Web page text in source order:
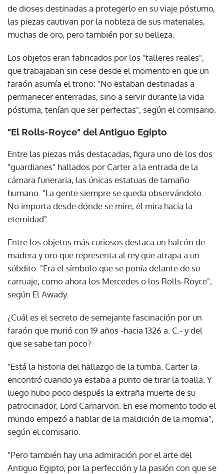
de dioses destinadas a protegerlo en su viaje póstumo,
las piezas cautivan por la nobleza de sus materiales,
muchas de oro, pero también por su belleza.
Los objetos eran fabricados por los "talleres reales",
que trabajaban sin cese desde el momento en que un
faraón asumía el trono: "No estaban destinadas a
permanecer enterradas, sino a servir durante la vida
póstuma, tenían que ser perfectas", según el comisario.
"El Rolls-Royce" del Antiguo Egipto
Entre las piezas más destacadas, figura uno de los dos
"guardianes" hallados por Carter a la entrada de la
cámara funeraria, las únicas estatuas de tamaño
humano. "La gente siempre se queda observándolo.
No importa desde dónde se mire, él mira hacia la
eternidad".
Entre los objetos más curiosos destaca un halcón de
madera y oro que representa al rey que atrapa a un
súbdito: "Era el símbolo que se ponía delante de su
carruaje, como ahora los Mercedes o los Rolls-Royce",
según El Awady.
¿Cuál es el secreto de semejante fascinación por un
faraón que murió con 19 años -hacia 1326 a. C.- y del
que se sabe tan poco?
"Está la historia del hallazgo de la tumba. Carter la
encontró cuando ya estaba a punto de tirar la toalla. Y
luego hubo poco después la extraña muerte de su
patrocinador, Lord Carnarvon. En ese momento todo el
mundo empezó a hablar de la maldición de la momia",
según el comisario.
"Pero también hay una admiración por el arte del
Antiguo Egipto, por la perfección y la pasión con que se